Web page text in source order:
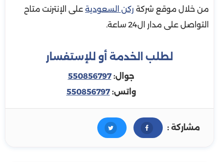
من خلال موقع شركة ركن السعودية على الإنترنت متاح
التواصل على مدار ال24 ساعة.
لطلب الخدمة أو للإستفسار
جوال:550856797
واتس:550856797
مشاركة :